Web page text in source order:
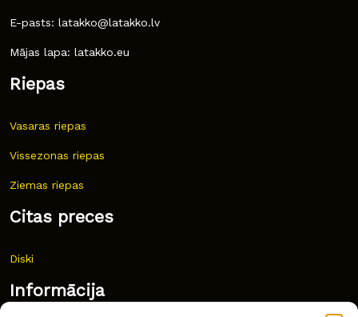
E-pasts: latakko@latakko.lv
Mājas lapa: latakko.eu
Riepas
Vasaras riepas
Vissezonas riepas
Ziemas riepas
Citas preces
Diski
Informācija